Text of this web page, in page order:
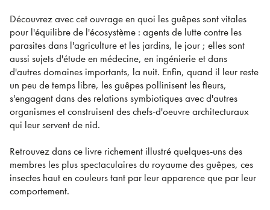
Découvrez avec cet ouvrage en quoi les guêpes sont vitales
pour l'équilibre de l'écosystème : agents de lutte contre les
parasites dans l'agriculture et les jardins, le jour ; elles sont
aussi sujets d'étude en médecine, en ingénierie et dans
d'autres domaines importants, la nuit. Enfin, quand il leur reste
un peu de temps libre, les guêpes pollinisent les fleurs,
s'engagent dans des relations symbiotiques avec d'autres
organismes et construisent des chefs-d'oeuvre architecturaux
qui leur servent de nid.
Retrouvez dans ce livre richement illustré quelques-uns des
membres les plus spectaculaires du royaume des guêpes, ces
insectes haut en couleurs tant par leur apparence que par leur
comportement.